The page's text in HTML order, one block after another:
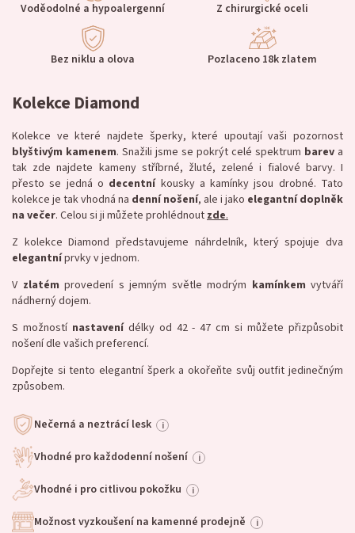
Voděodolné a hypoalergenní Z chirurgické oceli
Bez niklu a olova Pozlaceno 18k zlatem
Kolekce Diamond
Kolekce ve které najdete šperky, které upoutají vaši pozornost
blyštivým kamenem. Snažili jsme se pokrýt celé spektrum barev a
tak zde najdete kameny stříbrné, žluté, zelené i fialové barvy. I
přesto se jedná o decentníkousky a kamínky jsou drobné. Tato
kolekce je tak vhodná na denní nošení, ale i jako elegantní doplněk
na večer. Celou si ji můžete prohlédnoutzde.
Z kolekce Diamond představujeme náhrdelník, který spojuje dva
elegantníprvky v jednom.
V zlatém provedení s jemným světle modrým kamínkem vytváří
nádherný dojem.
S možností nastavenídélky od 42 - 47 cm si můžete přizpůsobit
nošení dle vašich preferencí.
Dopřejte si tento elegantní šperk a okořeňte svůj outfit jedinečným
způsobem.
Nečerná a neztrácí lesk i
Vhodné pro každodenní nošení i
Vhodné i pro citlivou pokožku i
Možnost vyzkoušení na kamenné prodejně i